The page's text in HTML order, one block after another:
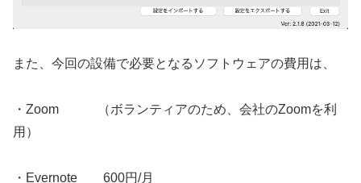
また、今回の設備で必要となるソフトウェアの費用は、
・Zoom （ボランティアのため、会社のZoomを利
用）
・Evernote 600円/月